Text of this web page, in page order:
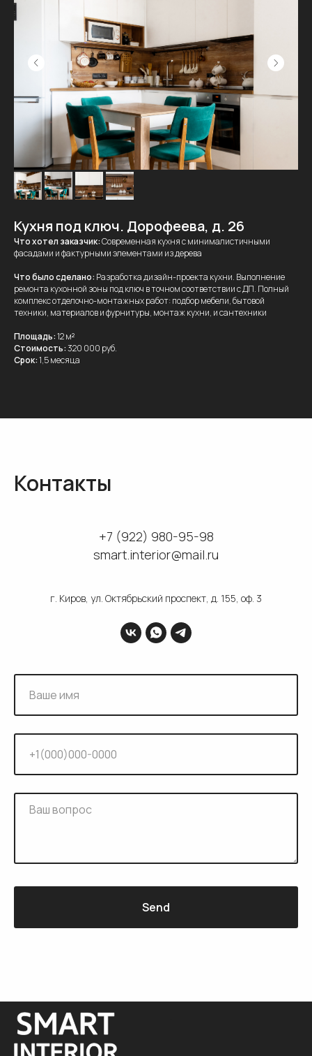
Кухня под ключ. Дорофеева, д. 26
Что хотел заказчик:Современная кухня с минималистичными
фасадами и фактурными элементами из дерева
Что было сделано: Разработка дизайн-проекта кухни. Выполнение
ремонта кухонной зоны под ключ в точном соответствии с ДП. Полный
комплекс отделочно-монтажных работ: подбор мебели, бытовой
техники, материалов и фурнитуры, монтаж кухни, и сантехники
Площадь:12 м²
Стоимость:320 000 руб.
Срок:1,5 месяца
Контакты
+7 (922) 980-95-98
smart.interior@mail.ru
г. Киров, ул. Октябрьский проспект, д. 155, оф. 3
Send